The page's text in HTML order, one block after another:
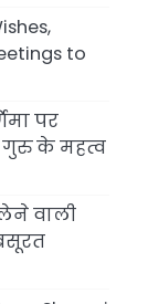
to
पर
गुरु के महत्व
वाली